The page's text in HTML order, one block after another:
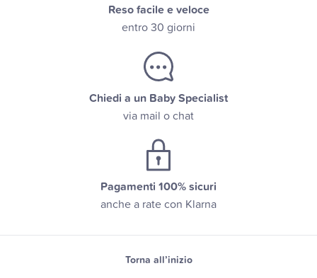
Reso facile e veloce
entro 30 giorni
Chiedi a un Baby Specialist
via mail o chat
Pagamenti 100% sicuri
anche a rate con Klarna
Torna all’inizio